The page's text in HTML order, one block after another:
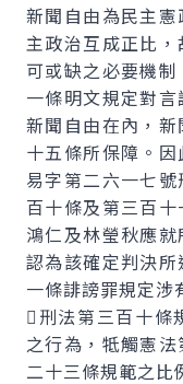
新聞自由為民主
主政治互成正比
可或缺之必要機
一條明文規定對
新聞自由在內，
十五條所保障。
易字第二六一七
百十條及第三百
鴻仁及林瑩秋應
認為該確定判決
一條誹謗罪規定涉
刑法第三百十條
之行為，牴觸憲
二十三條規範之比